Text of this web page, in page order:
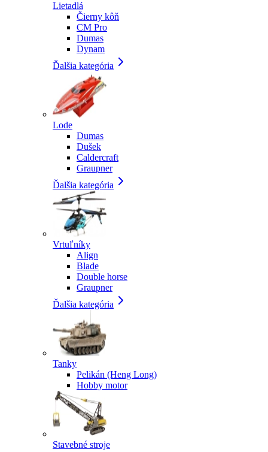
Lietadlá
Čierny kôň
CM Pro
Dumas
Dynam
Ďalšia kategória
Lode
Dumas
Dušek
Caldercraft
Graupner
Ďalšia kategória
Vrtuľníky
Align
Blade
Double horse
Graupner
Ďalšia kategória
Tanky
Pelikán (Heng Long)
Hobby motor
Stavebné stroje